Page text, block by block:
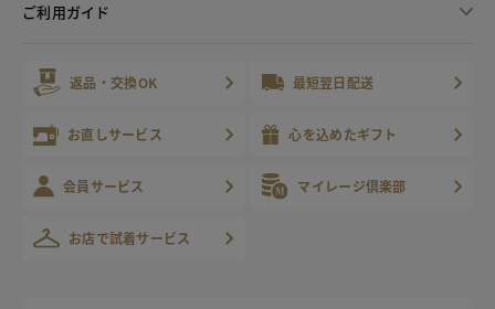
ご利用ガイド
返品・交換OK 最短翌日配送
お直しサービス 心を込めたギフト
会員サービス マイレージ倶楽部
お店で試着サービス